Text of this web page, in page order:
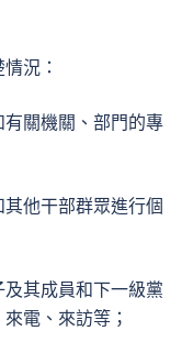
況：
有關機關、部門的專
其他干部群眾進行個
及其成員和下一級黨
電、來訪等；